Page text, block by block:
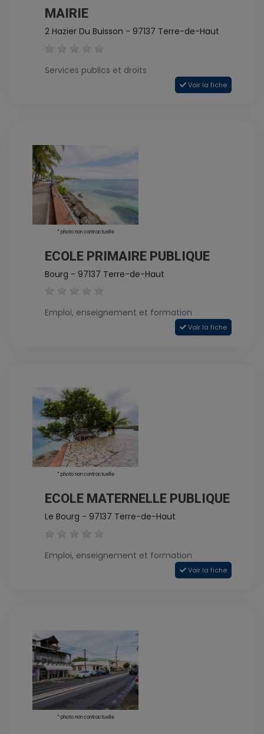
MAIRIE
2 Hazier Du Buisson - 97137 Terre-de-Haut
Services publics et droits
Voir la fiche
* photo non contractuelle
ECOLE PRIMAIRE PUBLIQUE
Bourg - 97137 Terre-de-Haut
Emploi, enseignement et formation
Voir la fiche
* photo non contractuelle
ECOLE MATERNELLE PUBLIQUE
Le Bourg - 97137 Terre-de-Haut
Emploi, enseignement et formation
Voir la fiche
* photo non contractuelle